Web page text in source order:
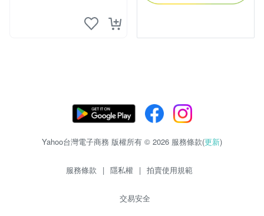
Yahoo台灣電子商務 版權所有 © 2026 服務條款(更新)
服務條款 | 隱私權 | 拍賣使用規範
交易安全